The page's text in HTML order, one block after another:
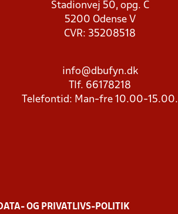
Stadionvej 50, opg. C
5200 Odense V
CVR: 35208518
info@dbufyn.dk
Tlf. 66178218
Telefontid: Man-fre 10.00-15.00.
OG PRIVATLIVS-POLITIK